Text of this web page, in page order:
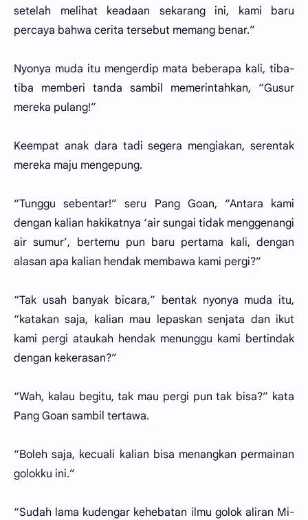
setelah melihat keadaan sekarang ini, kami baru
percaya bahwa cerita tersebut memang benar.”
Nyonya muda itu mengerdip mata beberapa kali, tiba-
tiba memberi tanda sambil memerintahkan, “Gusur
mereka pulang!”
Keempat anak dara tadi segera mengiakan, serentak
mereka maju mengepung.
“Tunggu sebentar!” seru Pang Goan, “Antara kami
dengan kalian hakikatnya ‘air sungai tidak menggenangi
air sumur’, bertemu pun baru pertama kali, dengan
alasan apa kalian hendak membawa kami pergi?”
“Tak usah banyak bicara,” bentak nyonya muda itu,
“katakan saja, kalian mau lepaskan senjata dan ikut
kami pergi ataukah hendak menunggu kami bertindak
dengan kekerasan?”
“Wah, kalau begitu, tak mau pergi pun tak bisa?” kata
Pang Goan sambil tertawa.
“Boleh saja, kecuali kalian bisa menangkan permainan
golokku ini.”
“Sudah lama kudengar kehebatan ilmu golok aliran Mi-